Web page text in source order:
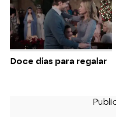
Doce días para regalar